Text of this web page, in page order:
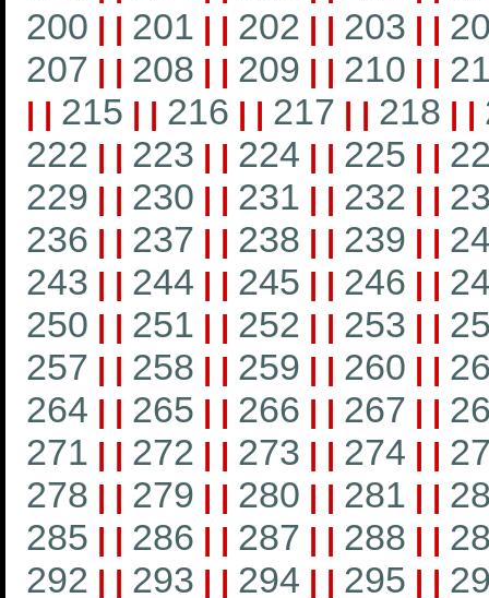
200 | | 201 | | 202 | | 203 | |
207 | | 208 | | 209 | | 210 | |
| | 215 | | 216 | | 217 | | 218 | |
222 | | 223 | | 224 | | 225 | |
229 | | 230 | | 231 | | 232 | |
236 | | 237 | | 238 | | 239 | |
243 | | 244 | | 245 | | 246 | |
250 | | 251 | | 252 | | 253 | |
257 | | 258 | | 259 | | 260 | |
264 | | 265 | | 266 | | 267 | |
271 | | 272 | | 273 | | 274 | |
278 | | 279 | | 280 | | 281 | |
285 | | 286 | | 287 | | 288 | |
292 | | 293 | | 294 | | 295 | |